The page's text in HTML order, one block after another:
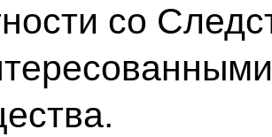
со